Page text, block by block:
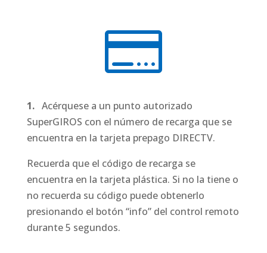

1. Acérquese a un punto autorizado
SuperGIROS con el número de recarga que se
encuentra en la tarjeta prepago DIRECTV.
Recuerda que el código de recarga se
encuentra en la tarjeta plástica. Si no la tiene o
no recuerda su código puede obtenerlo
presionando el botón “info” del control remoto
durante 5 segundos.